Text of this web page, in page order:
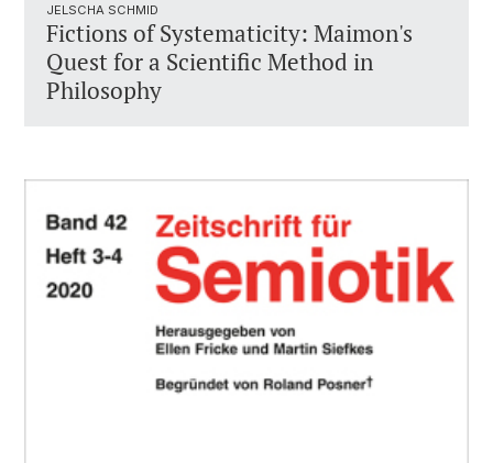
JELSCHA SCHMID
Fictions of Systematicity: Maimon's
Quest for a Scientific Method in
Philosophy